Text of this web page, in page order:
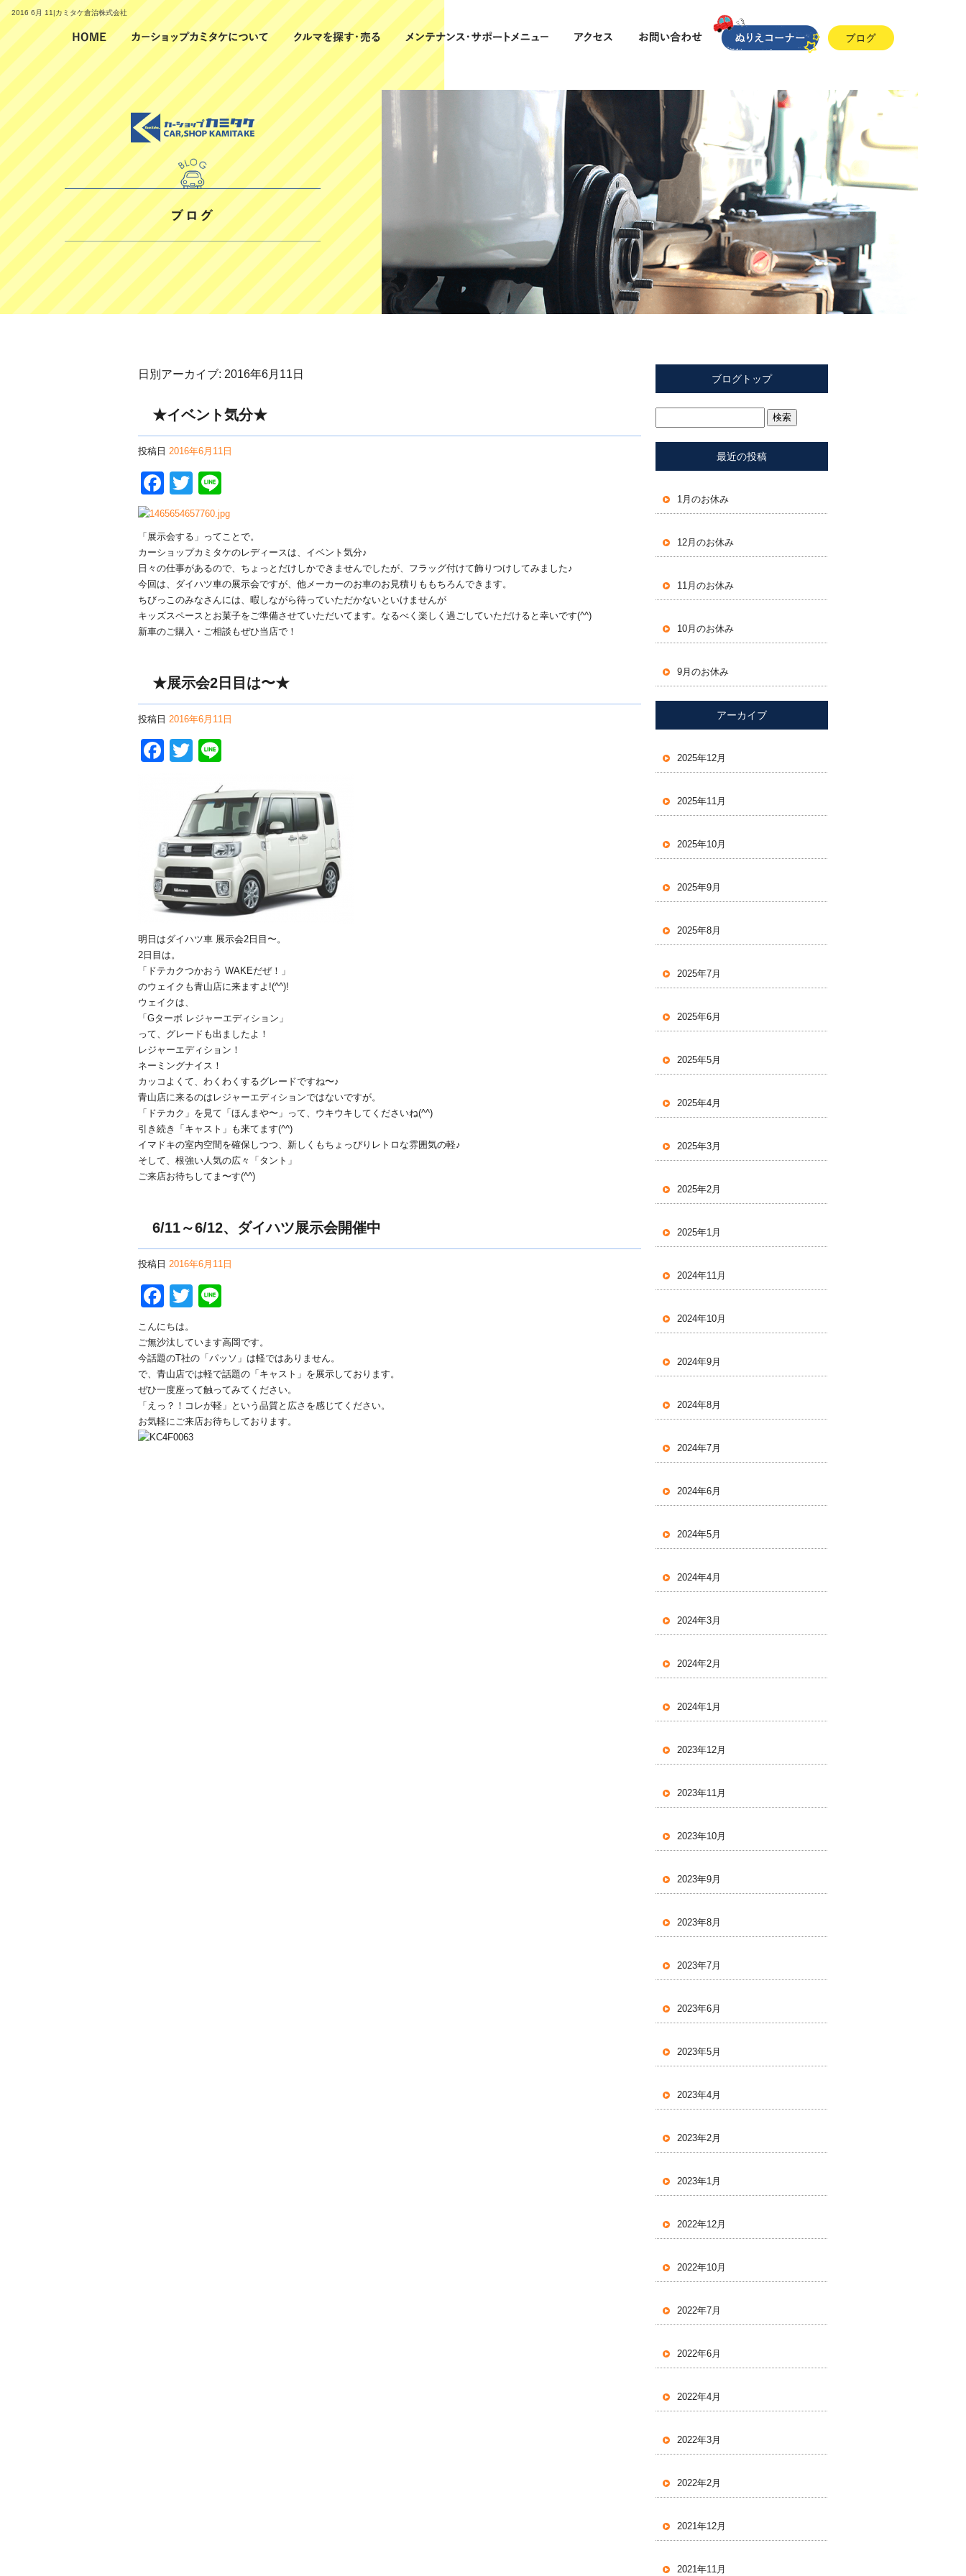
2016 6月 11|カミタケ倉治株式会社
日別アーカイブ: 2016年6月11日
★イベント気分★
投稿日 2016年6月11日
Facebook
Twitter
「展示会する」ってことで。
カーショップカミタケのレディースは、イベント気分♪
日々の仕事があるので、ちょっとだけしかできませんでしたが、フラッグ付けて飾りつけしてみました♪
今回は、ダイハツ車の展示会ですが、他メーカーのお車のお見積りももちろんできます。
ちびっこのみなさんには、暇しながら待っていただかないといけませんが
キッズスペースとお菓子をご準備させていただいてます。なるべく楽しく過ごしていただけると幸いです(^^)
新車のご購入・ご相談もぜひ当店で！
★展示会2日目は〜★
投稿日 2016年6月11日
Facebook
Twitter
明日はダイハツ車 展示会2日目〜。
2日目は。
「ドテカクつかおう WAKEだぜ！」
のウェイクも青山店に来ますよ!(^^)!
ウェイクは、
「Gターボ レジャーエディション」
って、グレードも出ましたよ！
レジャーエディション！
ネーミングナイス！
カッコよくて、わくわくするグレードですね〜♪
青山店に来るのはレジャーエディションではないですが。
「ドテカク」を見て「ほんまや〜」って、ウキウキしてくださいね(^^)
引き続き「キャスト」も来てます(^^)
イマドキの室内空間を確保しつつ、新しくもちょっぴりレトロな雰囲気の軽♪
そして、根強い人気の広々「タント」
ご来店お待ちしてま〜す(^^)
6/11～6/12、ダイハツ展示会開催中
投稿日 2016年6月11日
Facebook
Twitter
こんにちは。
ご無沙汰しています高岡です。
今話題のT社の「パッソ」は軽ではありません。
で、青山店では軽で話題の「キャスト」を展示しております。
ぜひ一度座って触ってみてください。
「えっ？！コレが軽」という品質と広さを感じてください。
お気軽にご来店お待ちしております。
ブログトップ
最近の投稿
1月のお休み
12月のお休み
11月のお休み
10月のお休み
9月のお休み
アーカイブ
2025年12月
2025年11月
2025年10月
2025年9月
2025年8月
2025年7月
2025年6月
2025年5月
2025年4月
2025年3月
2025年2月
2025年1月
2024年11月
2024年10月
2024年9月
2024年8月
2024年7月
2024年6月
2024年5月
2024年4月
2024年3月
2024年2月
2024年1月
2023年12月
2023年11月
2023年10月
2023年9月
2023年8月
2023年7月
2023年6月
2023年5月
2023年4月
2023年2月
2023年1月
2022年12月
2022年10月
2022年7月
2022年6月
2022年4月
2022年3月
2022年2月
2021年12月
2021年11月